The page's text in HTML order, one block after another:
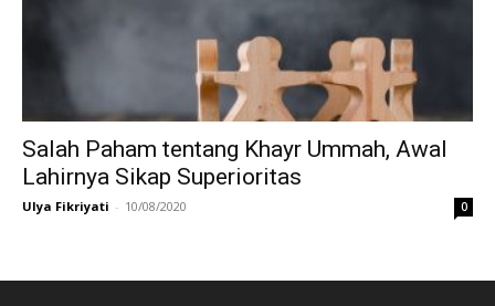
Salah Paham tentang Khayr Ummah, Awal
Lahirnya Sikap Superioritas
Ulya Fikriyati - 10/08/2020 0